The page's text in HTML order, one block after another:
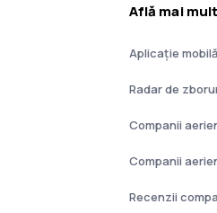
Află mai
Aplicație mobilă
Radar de
Companii
Companii
Recenzii